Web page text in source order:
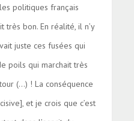
politiques français
très bon. En réalité, il n’y
juste ces fusées qui
poils qui marchait très
(…) ! La conséquence
et je crois que c’est